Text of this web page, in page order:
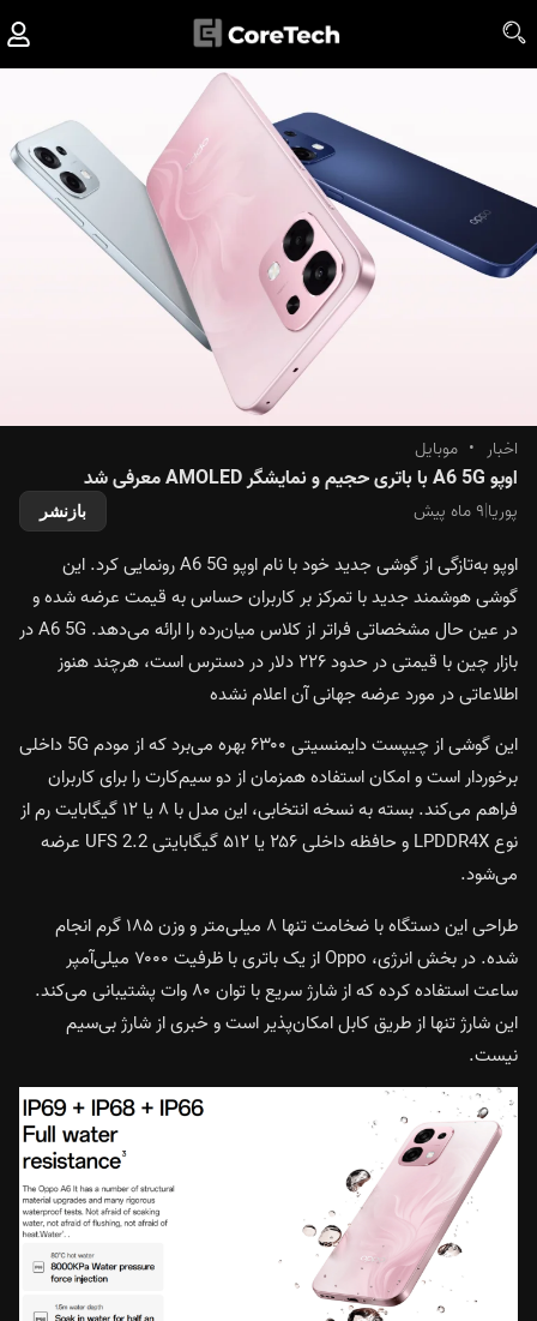
اخبار • موبایل
اوپو A6 5G با باتری حجیم و نمایشگر AMOLED معرفی شد
پوریا|۹ ماه پیش بازنشر
اوپو به‌تازگی از گوشی جدید خود با نام اوپو A6 5G رونمایی کرد. این
گوشی هوشمند جدید با تمرکز بر کاربران حساس به قیمت عرضه شده و
در عین حال مشخصاتی فراتر از کلاس میان‌رده را ارائه می‌دهد. A6 5G در
بازار چین با قیمتی در حدود ۲۲۶ دلار در دسترس است، هرچند هنوز
اطلاعاتی در مورد عرضه جهانی آن اعلام نشده
این گوشی از چیپست دایمنسیتی ۶۳۰۰ بهره می‌برد که از مودم 5G داخلی
برخوردار است و امکان استفاده همزمان از دو سیم‌کارت را برای کاربران
فراهم می‌کند. بسته به نسخه انتخابی، این مدل با ۸ یا ۱۲ گیگابایت رم از
نوع LPDDR4X و حافظه داخلی ۲۵۶ یا ۵۱۲ گیگابایتی UFS 2.2 عرضه
می‌شود.
طراحی این دستگاه با ضخامت تنها ۸ میلی‌متر و وزن ۱۸۵ گرم انجام
شده. در بخش انرژی، Oppo از یک باتری با ظرفیت ۷۰۰۰ میلی‌آمپر
ساعت استفاده کرده که از شارژ سریع با توان ۸۰ وات پشتیبانی می‌کند.
این شارژ تنها از طریق کابل امکان‌پذیر است و خبری از شارژ بی‌سیم
نیست.